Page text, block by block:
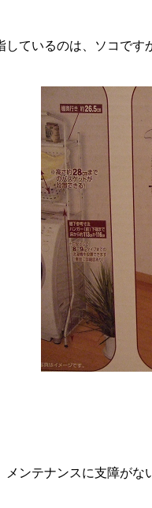
しているのは、ソコです
メンテナンスに支障がな